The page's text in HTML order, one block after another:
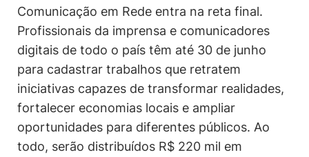
Comunicação em Rede entra na reta final.
Profissionais da imprensa e comunicadores
digitais de todo o país têm até 30 de junho
para cadastrar trabalhos que retratem
iniciativas capazes de transformar realidades,
fortalecer economias locais e ampliar
oportunidades para diferentes públicos. Ao
todo, serão distribuídos R$ 220 mil em